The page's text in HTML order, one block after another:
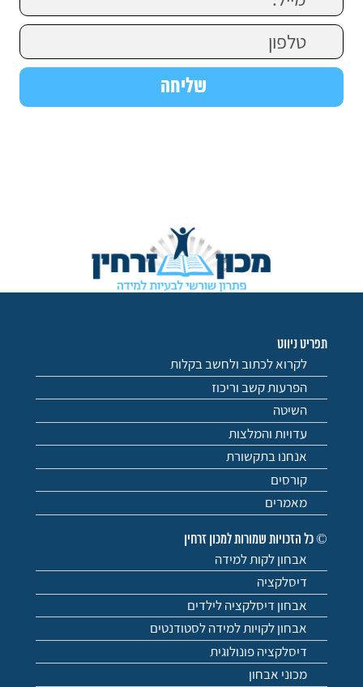
תפריט ניווט
לקרוא לכתוב ולחשב בקלות
הפרעות קשב וריכוז
השיטה
עדויות והמלצות
אנחנו בתקשורת
קורסים
מאמרים
© כל הזכויות שמורות למכון זרחין
אבחון לקות למידה
דיסלקציה
אבחון דיסלקציה לילדים
אבחון לקויות למידה לסטודנטים
דיסלקציה פונולוגית
מכוני אבחון